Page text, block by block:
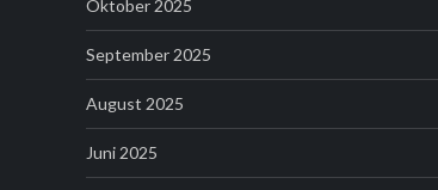
Oktober 2025
September 2025
August 2025
Juni 2025